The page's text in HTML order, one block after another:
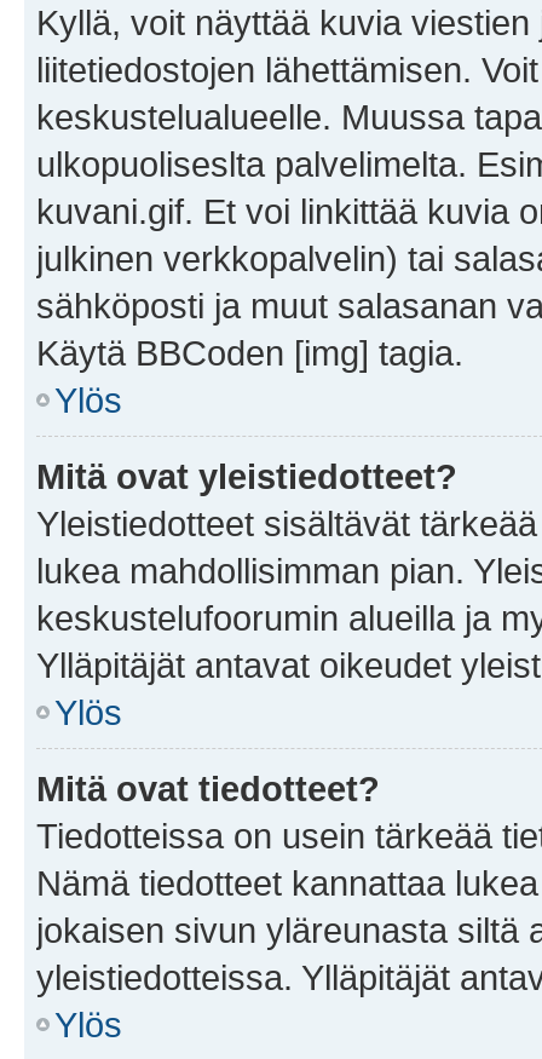
Kyllä, voit näyttää kuvia
liitetiedostojen lähettämisen.
keskustelualueelle. Muussa
ulkopuoliseslta palvelimelta.
kuvani.gif. Et voi linkittää kuvia
julkinen verkkopalvelin) tai
sähköposti ja muut salasanan
Käytä BBCoden [img] tagia.
Ylös
Mitä ovat yleistiedotteet?
Yleistiedotteet sisältävät
lukea mahdollisimman pian.
keskustelufoorumin alueilla ja
Ylläpitäjät antavat oikeudet
Ylös
Mitä ovat tiedotteet?
Tiedotteissa on usein tärkeää
Nämä tiedotteet kannattaa
jokaisen sivun yläreunasta siltä
yleistiedotteissa. Ylläpitäjät
Ylös